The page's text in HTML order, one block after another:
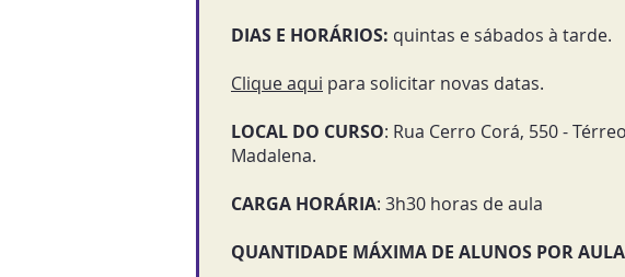
DIAS E HORÁRIOS: quintas e sábados à tarde.
Clique aqui para solicitar novas datas.​
LOCAL DO CURSO: Rua Cerro Corá, 550 -
Madalena. ​
CARGA HORÁRIA: 3h30 horas de aula​
QUANTIDADE MÁXIMA DE ALUNOS POR AULA